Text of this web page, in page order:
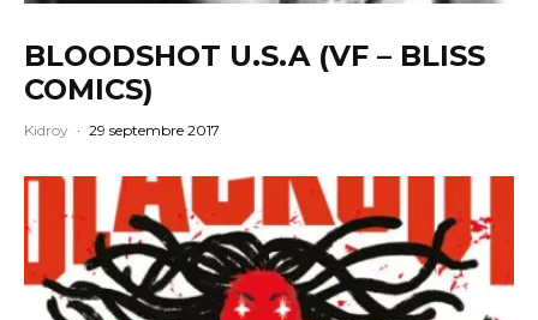
BLOODSHOT U.S.A (VF – BLISS
COMICS)
Kidroy · 29 septembre 2017